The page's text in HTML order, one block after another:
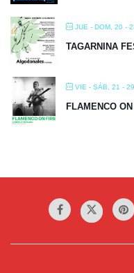
JUE - DOM, 20 -
TAGARNINA
VIE - SÁB, 21 -
FLAMENCO